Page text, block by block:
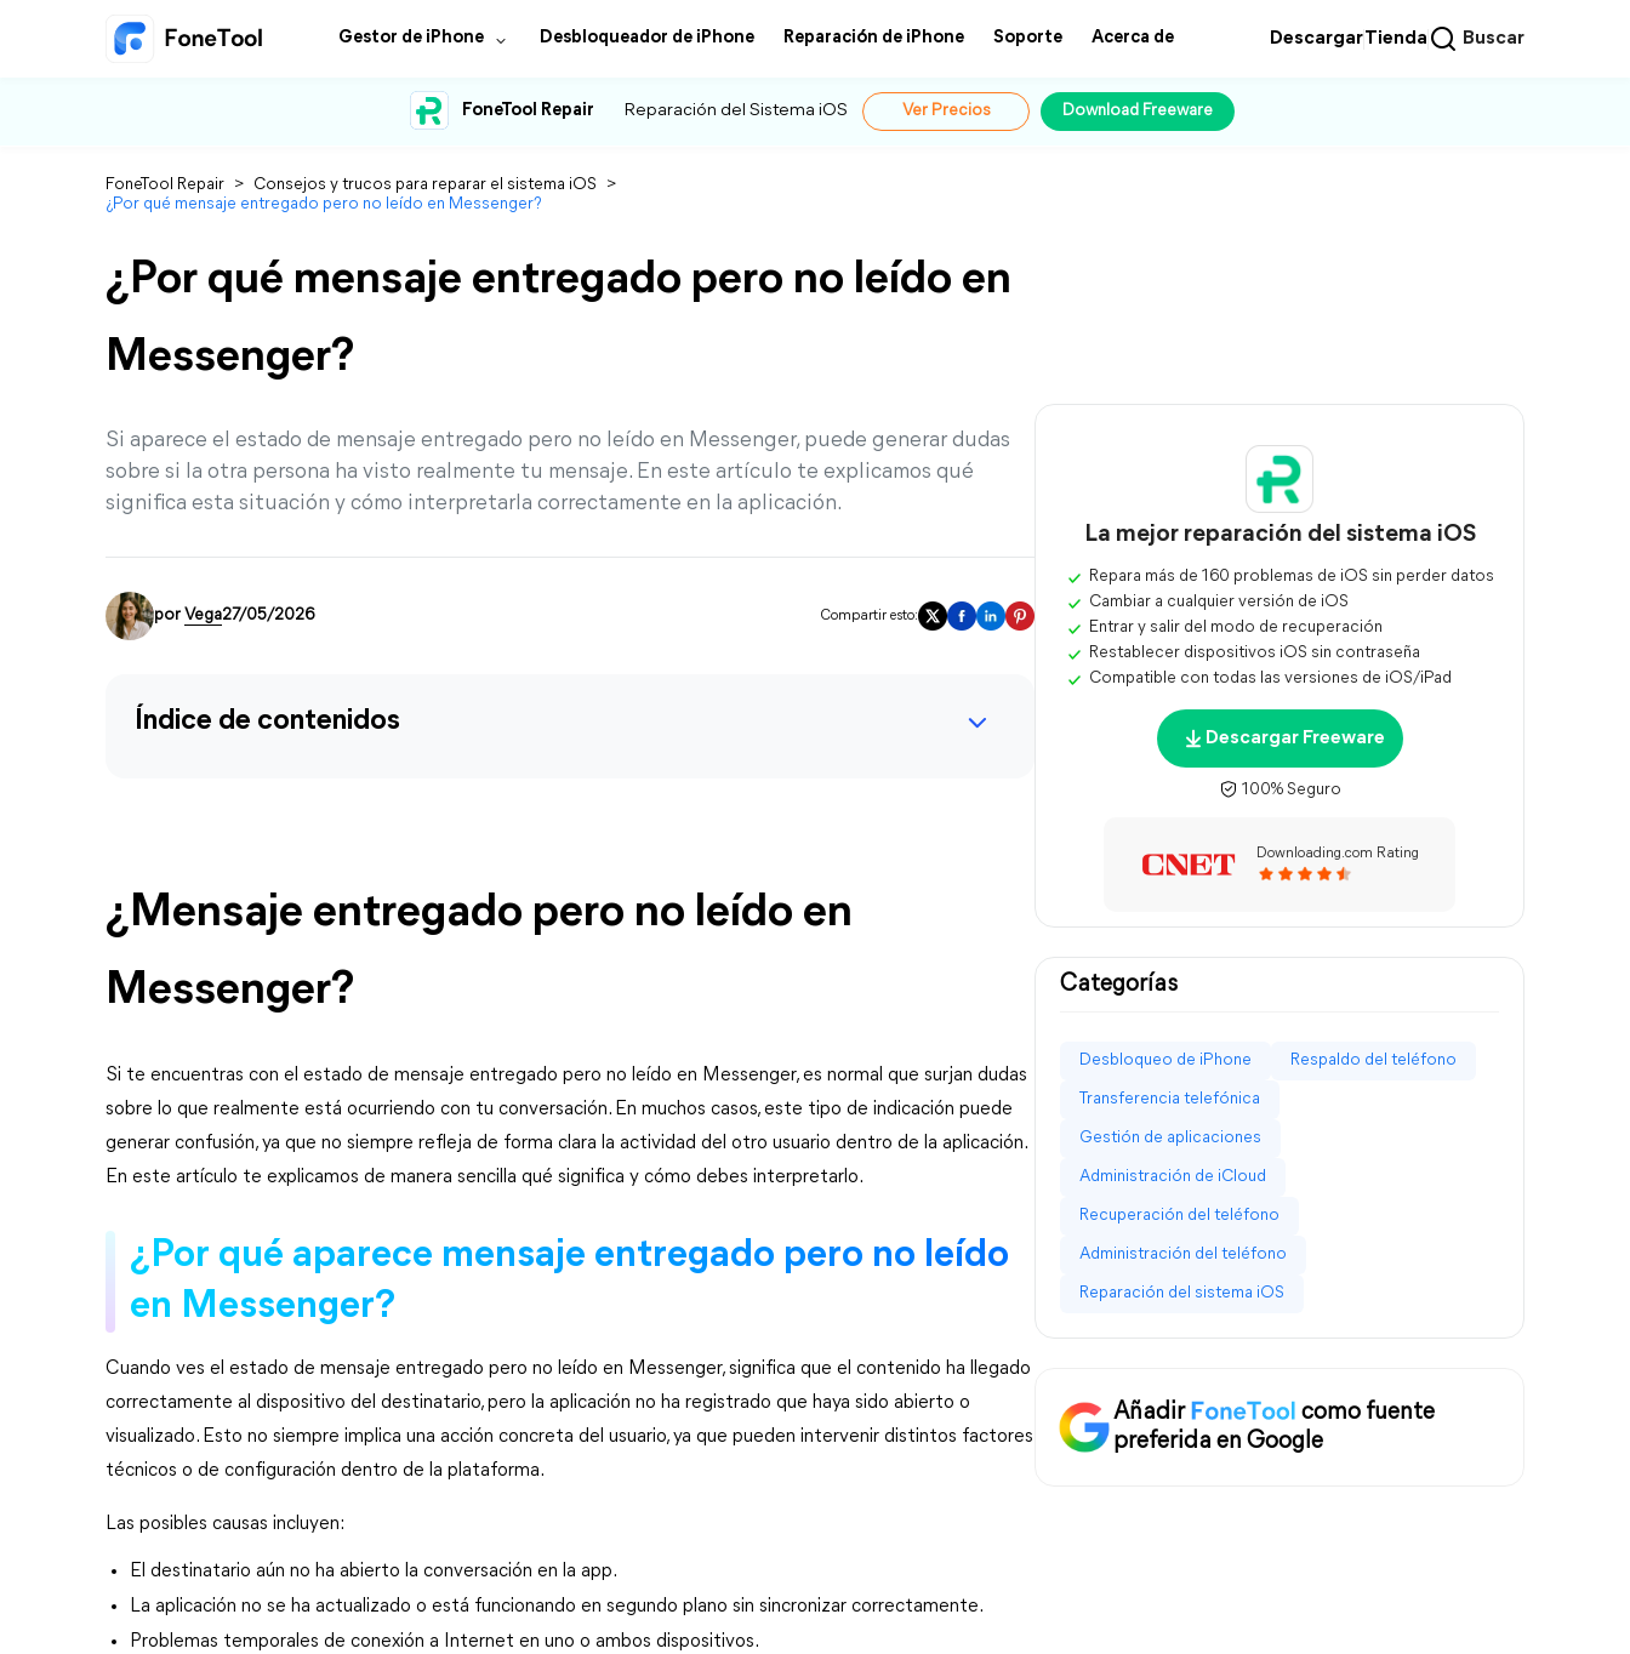
Gestor de iPhone Desbloqueador de iPhone Reparación de iPhone Soporte Acerca de DescargarTienda Buscar
FoneTool Repair Reparación del Sistema iOS Ver Precios Download Freeware
FoneTool Repair > Consejos y trucos para reparar el sistema iOS
>
¿Por qué mensaje entregado pero no leído en Messenger?
¿Por qué mensaje entregado pero no leído en
Messenger?
Si aparece el estado de mensaje entregado pero no leído en Messenger, puede generar dudas
sobre si la otra persona ha visto realmente tu mensaje. En este artículo te explicamos qué
significa esta situación y cómo interpretarla correctamente en la aplicación.
por Vega27/05/2026 Compartir esto:
Índice de contenidos
¿Mensaje entregado pero no leído en
Messenger?
Si te encuentras con el estado de mensaje entregado pero no leído en Messenger, es normal que surjan dudas
sobre lo que realmente está ocurriendo con tu conversación. En muchos casos, este tipo de indicación puede
generar confusión, ya que no siempre refleja de forma clara la actividad del otro usuario dentro de la aplicación.
En este artículo te explicamos de manera sencilla qué significa y cómo debes interpretarlo.
¿Por qué aparece mensaje entregado pero no leído
en Messenger?
Cuando ves el estado de mensaje entregado pero no leído en Messenger, significa que el contenido ha llegado
correctamente al dispositivo del destinatario, pero la aplicación no ha registrado que haya sido abierto o
visualizado. Esto no siempre implica una acción concreta del usuario, ya que pueden intervenir distintos factores
técnicos o de configuración dentro de la plataforma.
Las posibles causas incluyen:
El destinatario aún no ha abierto la conversación en la app.
La aplicación no se ha actualizado o está funcionando en segundo plano sin sincronizar correctamente.
Problemas temporales de conexión a Internet en uno o ambos dispositivos.
La mejor reparación del sistema iOS
Repara más de 160 problemas de iOS sin perder datos
Cambiar a cualquier versión de iOS
Entrar y salir del modo de recuperación
Restablecer dispositivos iOS sin contraseña
Compatible con todas las versiones de iOS/iPad
Descargar Freeware
100% Seguro
Downloading.com Rating
Categorías
Desbloqueo de iPhone Respaldo del teléfono
Transferencia telefónica
Gestión de aplicaciones
Administración de iCloud
Recuperación del teléfono
Administración del teléfono
Reparación del sistema iOS
Añadir
como fuente
preferida en Google